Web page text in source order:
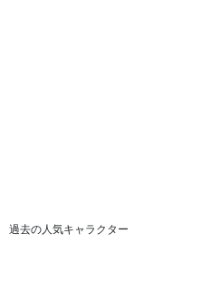
過去の人気キャラクター